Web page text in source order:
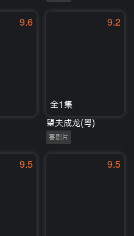
9.6 9.2
全1集
望夫成龙(粤)
喜剧片
9.5 9.5